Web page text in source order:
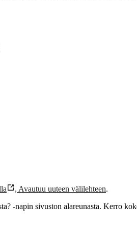
, Avautuu uuteen välilehteen.
-napin sivuston alareunasta. Kerro